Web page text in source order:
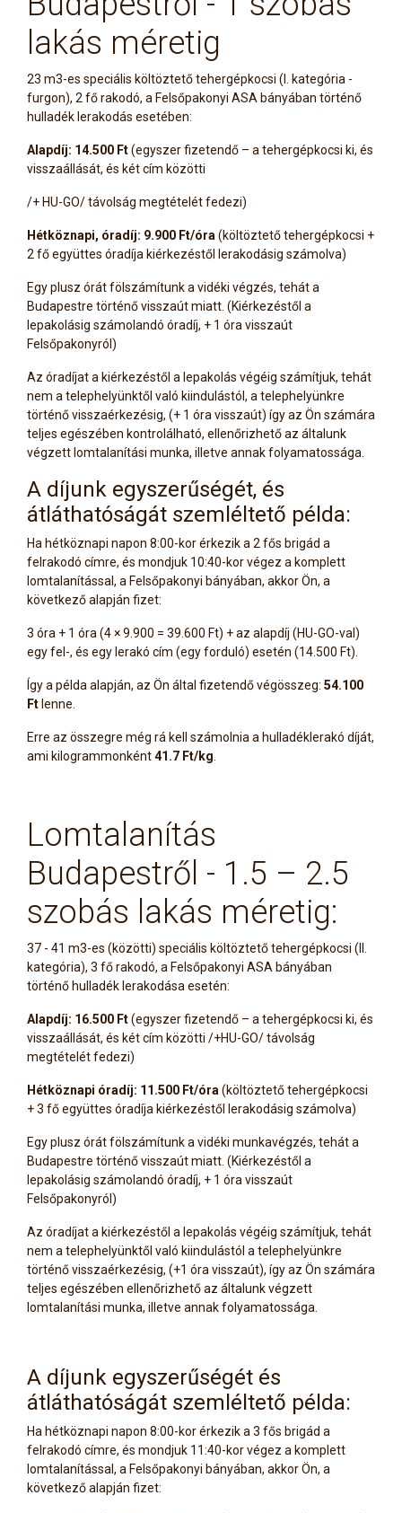
lakás méretig
23 m3-es speciális költöztető tehergépkocsi (I. kategória -
furgon), 2 fő rakodó, a Felsőpakonyi ASA bányában történő
hulladék lerakodás esetében:
Alapdíj: 14.500 Ft(egyszer fizetendő – a tehergépkocsi ki, és
visszaállását, és két cím közötti
/+ HU-GO/ távolság megtételét fedezi)
Hétköznapi, óradíj: 9.900 Ft/óra(költöztető tehergépkocsi +
2 fő együttes óradíja kiérkezéstől lerakodásig számolva)
Egy plusz órát fölszámítunk a vidéki végzés, tehát a
Budapestre történő visszaút miatt. (Kiérkezéstől a
lepakolásig számolandó óradíj, + 1 óra visszaút
Felsőpakonyról)
Az óradíjat a kiérkezéstől a lepakolás végéig számítjuk, tehát
nem a telephelyünktől való kiindulástól, a telephelyünkre
történő visszaérkezésig, (+ 1 óra visszaút) így az Ön számára
teljes egészében kontrolálható, ellenőrizhető az általunk
végzett lomtalanítási munka, illetve annak folyamatossága.
A díjunk egyszerűségét, és
átláthatóságát szemléltető példa:
Ha hétköznapi napon 8:00-kor érkezik a 2 fős brigád a
felrakodó címre, és mondjuk 10:40-kor végez a komplett
lomtalanítással, a Felsőpakonyi bányában, akkor Ön, a
következő alapján fizet:
3 óra + 1 óra (4 × 9.900 = 39.600 Ft) + az alapdíj (HU-GO-val)
egy fel-, és egy lerakó cím (egy forduló) esetén (14.500 Ft).
Így a példa alapján, az Ön által fizetendő végösszeg: 54.100
Ft lenne.
Erre az összegre még rá kell számolnia a hulladéklerakó díját,
ami kilogrammonként41.7 Ft/kg.
Lomtalanítás
Budapestről - 1.5 – 2.5
szobás lakás méretig:
37 - 41 m3-es (közötti) speciális költöztető tehergépkocsi (II.
kategória), 3 fő rakodó, a Felsőpakonyi ASA bányában
történő hulladék lerakodása esetén:
Alapdíj: 16.500 Ft(egyszer fizetendő – a tehergépkocsi ki, és
visszaállását, és két cím közötti /+HU-GO/ távolság
megtételét fedezi)
Hétköznapi óradíj: 11.500 Ft/óra(költöztető tehergépkocsi
+ 3 fő együttes óradíja kiérkezéstől lerakodásig számolva)
Egy plusz órát fölszámítunk a vidéki munkavégzés, tehát a
Budapestre történő visszaút miatt. (Kiérkezéstől a
lepakolásig számolandó óradíj, + 1 óra visszaút
Felsőpakonyról)
Az óradíjat a kiérkezéstől a lepakolás végéig számítjuk, tehát
nem a telephelyünktől való kiindulástól a telephelyünkre
történő visszaérkezésig, (+1 óra visszaút), így az Ön számára
teljes egészében ellenőrizhető az általunk végzett
lomtalanítási munka, illetve annak folyamatossága.
A díjunk egyszerűségét és
átláthatóságát szemléltető példa:
Ha hétköznapi napon 8:00-kor érkezik a 3 fős brigád a
felrakodó címre, és mondjuk 11:40-kor végez a komplett
lomtalanítással, a Felsőpakonyi bányában, akkor Ön, a
következő alapján fizet: